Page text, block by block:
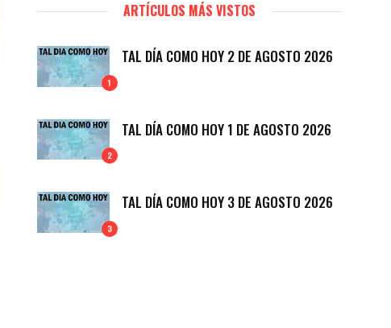
ARTÍCULOS MÁS VISTOS
1
TAL DÍA COMO HOY 2 DE AGOSTO 2026
2
TAL DÍA COMO HOY 1 DE AGOSTO 2026
3
TAL DÍA COMO HOY 3 DE AGOSTO 2026